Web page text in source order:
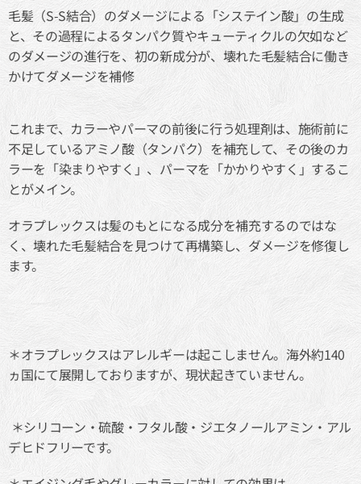
毛髪（S-S結合）のダメージによる「システイン酸」の生成
と、その過程によるタンパク質やキューティクルの欠如など
のダメージの進行を、初の新成分が、壊れた毛髪結合に働き
かけてダメージを補修
これまで、カラーやパーマの前後に行う処理剤は、施術前に
不足しているアミノ酸（タンパク）を補充して、その後のカ
ラーを「染まりやすく」、パーマを「かかりやすく」するこ
とがメイン。
オラプレックスは髪のもとになる成分を補充するのではな
く、壊れた毛髪結合を見つけて再構築し、ダメージを修復し
ます。
＊オラプレックスはアレルギーは起こしません。海外約140
ヵ国にて展開しておりますが、現状起きていません。
＊シリコーン・硫酸・フタル酸・ジエタノールアミン・アル
デヒドフリーです。